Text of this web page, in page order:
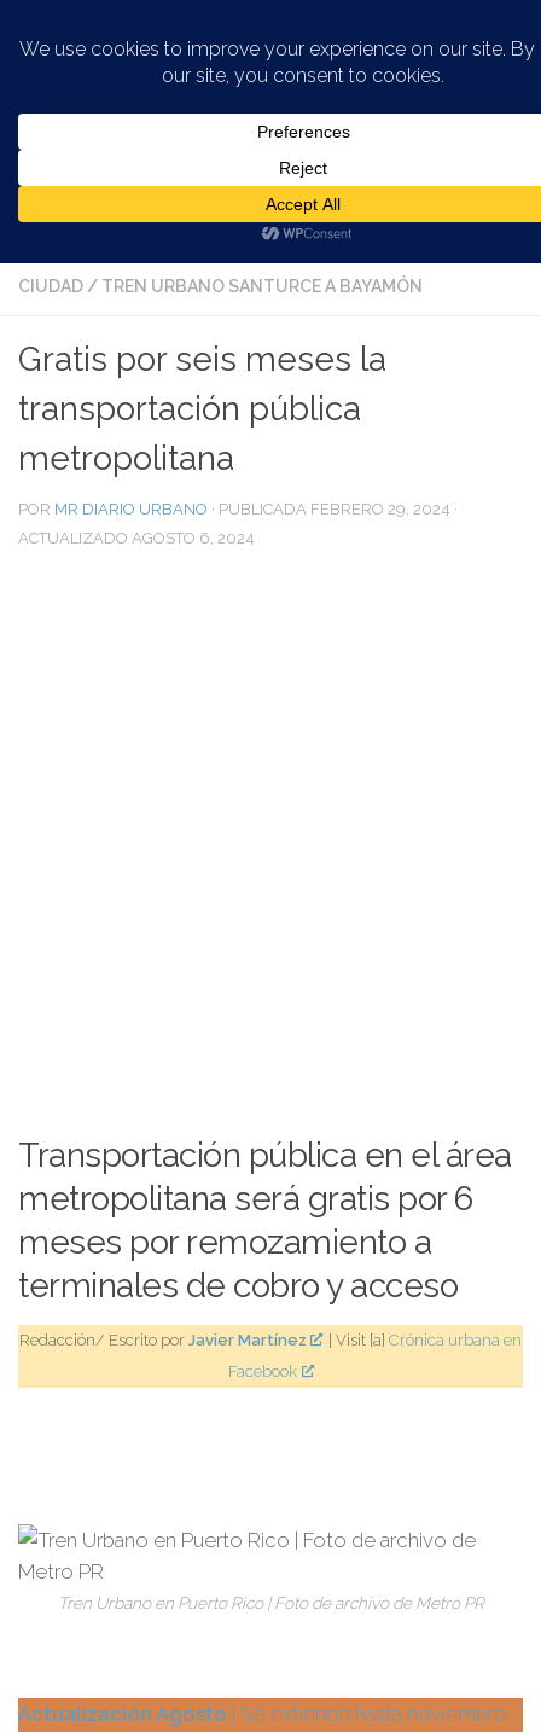
AUTOBUSES O GUAGUAS EN
SAN JUAN/DEPARTAMENTO DE TRANSPORTACIÓN/
CIUDAD / TREN URBANO SANTURCE A BAYAMÓN
Gratis por seis meses la
transportación pública
metropolitana
POR MR DIARIO URBANO · PUBLICADA FEBRERO 29, 2024 ·
ACTUALIZADO AGOSTO 6, 2024
Transportación pública en el área
metropolitana será gratis por 6
meses por remozamiento a
terminales de cobro y acceso
Redacción/ Escrito por Javier Martínez | Visit [a]Crónica urbana en
Facebook
Tren Urbano en Puerto Rico | Foto de archivo de Metro PR
Actualización Agosto | Se extiende hasta noviembre